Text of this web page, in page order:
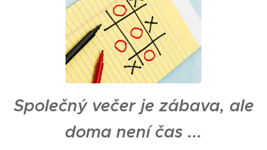
Společný večer je zábava, ale
doma není čas ...